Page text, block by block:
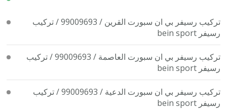
تركيب رسيفر بي ان سبورت القرين / 99009693 / تركيب
رسيفر bein sport
تركيب رسيفر بي ان سبورت العاصمة / 99009693 / تركيب
رسيفر bein sport
تركيب رسيفر بي ان سبورت الدعية / 99009693 / تركيب
رسيفر bein sport